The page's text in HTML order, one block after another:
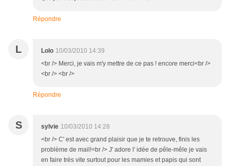
Répondre
L Lolo 10/03/2010 14:39
<br /> Merci, je vais m'y mettre de ce pas ! encore merci<br />
<br /> <br />
Répondre
S sylvie 10/03/2010 14:28
<br /> C' est avec grand plaisir que je te retrouve, finis les
problème de mail!<br /> J' adore l' idée de pêle-mêle je vais
en faire très vite surtout pour les mamies et papis qui sont